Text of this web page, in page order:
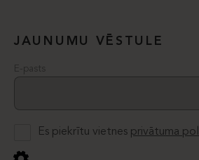
JAUNUMU VĒSTULE
E-pasts
Es piekrītu vietnes privātuma